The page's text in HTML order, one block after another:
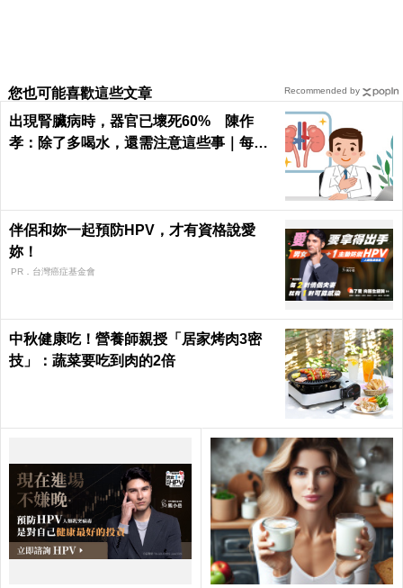
您也可能喜歡這些文章
出現腎臟病時，器官已壞死60% 陳作
孝：除了多喝水，還需注意這些事｜每日
伴侶和妳一起預防HPV，才有資格說愛
妳！
PR．台灣癌症基金會
中秋健康吃！營養師親授「居家烤肉3密
技」：蔬菜要吃到肉的2倍
Recommended by